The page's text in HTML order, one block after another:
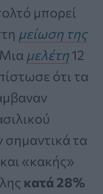
μπορεί
μείωση της
μελέτη12
ότι τα
τα
«κακής»
κατά 28%